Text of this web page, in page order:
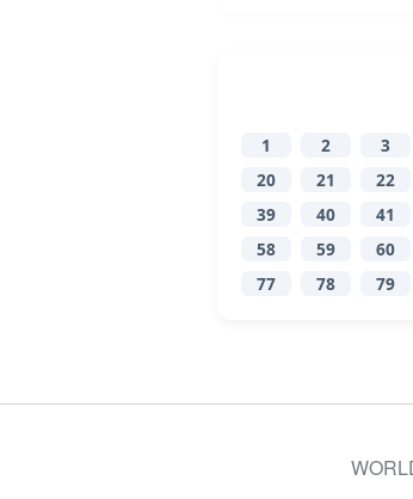
1 2 3
20
21 22
39
40 41
58
59 60
77
78 79